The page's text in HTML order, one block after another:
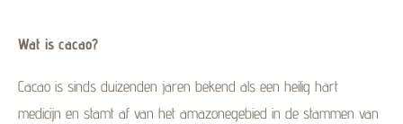
Wat is cacao?
Cacao is sinds duizenden jaren bekend als een heilig hart
medicijn en stamt af van het amazonegebied in de stammen van